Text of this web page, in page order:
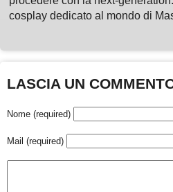
cosplay dedicato al mondo di
LASCIA UN
Nome (required)
Mail (required)